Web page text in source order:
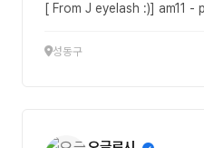
[ From J eyelash :)] am11 -
성동구